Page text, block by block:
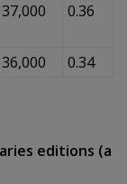
37,000 0.36
36,000 0.34
editions (a